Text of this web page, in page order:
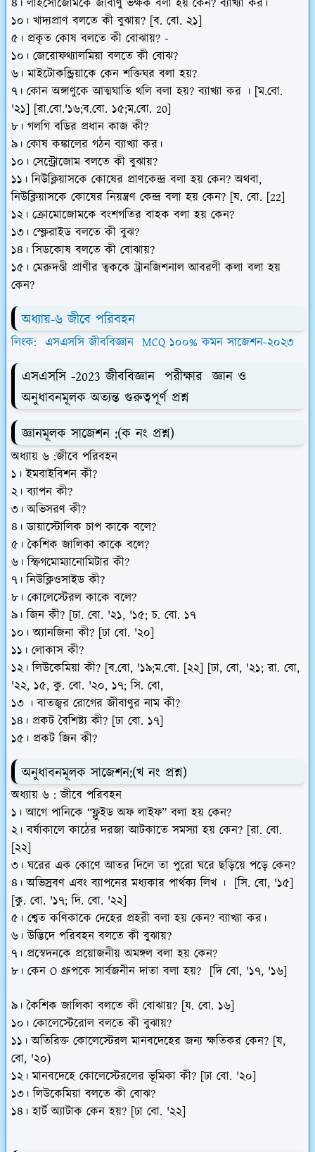
৪। লাইসোজোমকে জীবাণু ভক্ষক বলা হয় কেন? ব্যাখ্যা কর।
১০। খাদ্যপ্রাণ বলতে কী বুঝায়? [ব. বো. ২১]
৫। প্রকৃত কোষ বলতে কী বোঝায়? -
১০। জেরোফথ্যালমিয়া বলতে কী বোঝ?
৬। মাইটোকন্ড্রিয়াকে কেন শক্তিঘর বলা হয়?
৭। কোন অঙ্গাণুকে আত্মঘাতি থলি বলা হয়? ব্যাখ্যা কর । [ম.বো.
'২১] [রা.বো.'১৬;ব.বো. ১৫;ম.বো. 20]
৮। গলগি বডির প্রধান কাজ কী?
৯। কোষ কঙ্কালের গঠন ব্যাখ্যা কর।
১০। সেন্ট্রোজোম বলতে কী বুঝায়?
১১। নিউক্লিয়াসকে কোষের প্রাণকেন্দ্র বলা হয় কেন? অথবা,
নিউক্লিয়াসকে কোষের নিয়ন্ত্রণ কেন্দ্র বলা হয় কেন? [য. বো. [22]
১২। ক্রোমোজোমকে বংশগতির বাহক বলা হয় কেন?
১৩। স্ক্লেরাইড বলতে কী বুঝ?
১৪। সিডকোষ বলতে কী বোঝায়?
১৫। মেরুদণ্ডী প্রাণীর ত্বককে ট্রানজিশনাল আবরণী কলা বলা হয়
কেন?
অধ্যায়-৬ জীবে পরিবহন
লিংক: এসএসসি জীববিজ্ঞান MCQ ১০০% কমন সাজেশন-২০২৩
এসএসসি -2023 জীববিজ্ঞান পরীক্ষার জ্ঞান ও
অনুধাবনমূলক অত্যন্ত গুরুত্বপূর্ণ প্রশ্ন
জ্ঞানমূলক সাজেশন :(ক নং প্রশ্ন)
অধ্যায় ৬ :জীবে পরিবহন
১। ইমবাইবিশন কী?
২। ব্যাপন কী?
৩। অভিসরণ কী?
৪। ডায়াস্টোলিক চাপ কাকে বলে?
৫। কৈশিক জালিকা কাকে বলে?
৬। স্ফিগমোম্যানোমিটার কী?
৭। নিউক্লিওসাইড কী?
৮। কোলেস্টেরল কাকে বলে?
৯। জিন কী? [ঢা. বো. '২১, '১৫; চ. বো. ১৭
১০। অ্যানজিনা কী? [ঢা বো. '২০]
১১। লোকাস কী?
১২। লিউকেমিয়া কী? [ব.বো, '১৯;ম.বো. [২২] [ঢা, বো, '২১; রা. বো,
'২২, ১৫, কু. বো. '২০, ১৭; সি. বো,
১৩ । বাতজ্বর রোগের জীবাণুর নাম কী?
১৪। প্রকট বৈশিষ্ট্য কী? [ঢা বো. ১৭]
১৫। প্রকট জিন কী?
অনুধাবনমূলক সাজেশন:(খ নং প্রশ্ন)
অধ্যায় ৬ : জীবে পরিবহন
১। আগে পানিকে “ফ্লুইড অফ লাইফ”বলা হয় কেন?
২। বর্ষাকালে কাঠের দরজা আটকাতে সমস্যা হয় কেন? [রা. বো.
[২২]
৩। ঘরের এক কোণে আতর দিলে তা পুরো ঘরে ছড়িয়ে পড়ে কেন?
৪। অভিস্রবণ এবং ব্যাপনের মধ্যকার পার্থক্য লিখ । [সি. বো, '১৫]
[কু. বো. '১৭; দি. বো. '২২]
৫। শ্বেত কণিকাকে দেহের প্রহরী বলা হয় কেন? ব্যাখ্যা কর।
৬। উদ্ভিদে পরিবহন বলতে কী বুঝায়?
৭। প্রস্বেদনকে প্রয়োজনীয় অমঙ্গল বলা হয় কেন?
৮। কেন O গ্রুপকে সার্বজনীন দাতা বলা হয়? [দি বো, '১৭, '১৬]
৯। কৈশিক জালিকা বলতে কী বোঝায়? [য. বো. ১৬]
১০। কোলেস্টেরোল বলতে কী বুঝায়?
১১। অতিরিক্ত কোলেস্টেরল মানবদেহের জন্য ক্ষতিকর কেন? [য,
বো, '২০)
১২। মানবদেহে কোলেস্টেরলের ভূমিকা কী? [ঢা বো. '২০]
১৩। লিউকেমিয়া বলতে কী বোঝ?
১৪। হার্ট অ্যাটাক কেন হয়? [ঢা বো. '২২]